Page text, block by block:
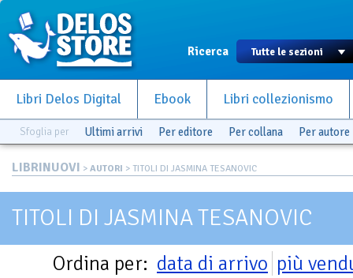
Ricerca
Libri Delos Digital Ebook Libri collezionismo
Sfoglia per Ultimi arrivi Per editore Per collana Per autore
LIBRINUOVI > AUTORI > TITOLI DI JASMINA TESANOVIC
TITOLI DI JASMINA TESANOVIC
Ordina per: data di arrivo più